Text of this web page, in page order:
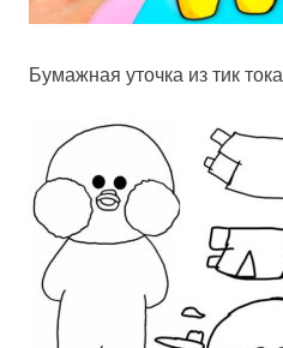
Бумажная уточка из тик тока